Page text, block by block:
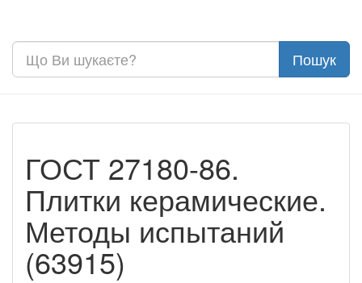
ГОСТ 27180-86.
Плитки керамические.
Методы испытаний
(63915)